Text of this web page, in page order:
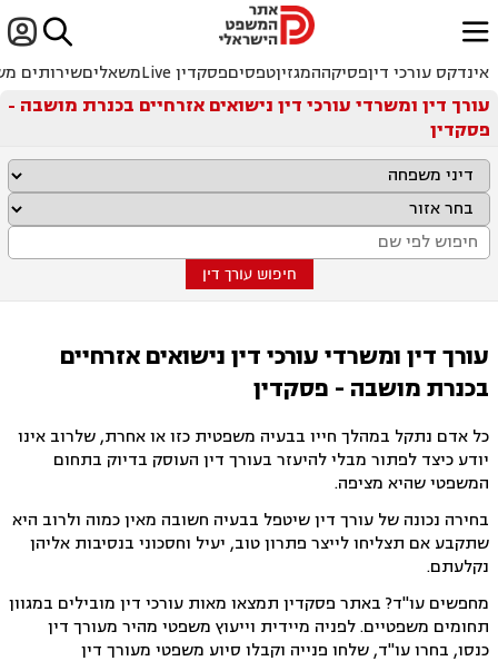

ﱐ
אינדקס עורכי דיןפסיקההמגזיןטפסיםפסקדין Live משאליםשירותים
עורך דין ומשרדי עורכי דין נישואים אזרחיים בכנרת מושבה -
פסקדין
חיפוש עורך דין
עורך דין ומשרדי עורכי דין נישואים אזרחיים
בכנרת מושבה - פסקדין
כל אדם נתקל במהלך חייו בבעיה משפטית כזו או אחרת, שלרוב אינו
יודע כיצד לפתור מבלי להיעזר בעורך דין העוסק בדיוק בתחום
המשפטי שהיא מציפה.
בחירה נכונה של עורך דין שיטפל בבעיה חשובה מאין כמוה ולרוב היא
שתקבע אם תצליחו לייצר פתרון טוב, יעיל וחסכוני בנסיבות אליהן
נקלעתם.
מחפשים עו"ד? באתר פסקדין תמצאו מאות עורכי דין מובילים במגוון
תחומים משפטיים. לפניה מיידית וייעוץ משפטי מהיר מעורך דין
כנסו, בחרו עו"ד, שלחו פנייה וקבלו סיוע משפטי מעורך דין